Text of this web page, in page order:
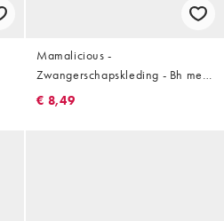
Mamalicious -
Zwangerschapskleding - Bh met
borstvoedingsfunctie in zwart
€ 8,49